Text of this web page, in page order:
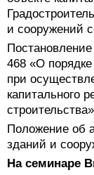
и сооружений
468 «О порядке
при
капитального
Положение об
зданий и
На семинаре